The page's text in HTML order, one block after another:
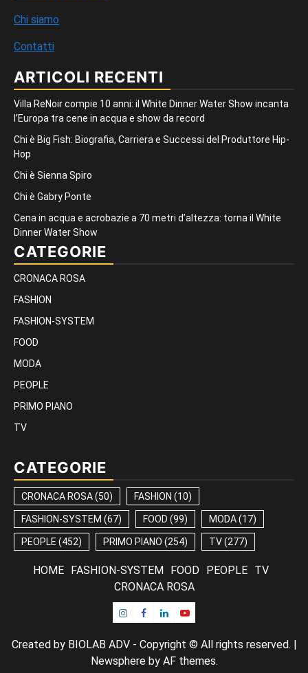
Chi siamo
Contatti
ARTICOLI RECENTI
Villa ReNoir compie 10 anni: il White Dinner Water Show incanta
l’Europa tra cene in acqua e show da record
Chi è Big Fish: Biografia, Carriera e Successi del Produttore Hip-
Hop
Chi è Sienna Spiro
Chi è Gabry Ponte
Cena in acqua e acrobazie a 70 metri d’altezza: torna il White
Dinner Water Show
CATEGORIE
CRONACA ROSA
FASHION
FASHION-SYSTEM
FOOD
MODA
PEOPLE
PRIMO PIANO
TV
CATEGORIE
CRONACA ROSA(50) FASHION (10)
FASHION-SYSTEM (67) FOOD (99) MODA(17)
PEOPLE (452) PRIMO PIANO (254) TV(277)
HOME FASHION-SYSTEM FOOD PEOPLE
TV
CRONACA ROSA
Instagram
Facebook
LinkedinYoutube
Created by BIOLAB ADV - Copyright © All rights reserved. |
Newsphereby AF themes.